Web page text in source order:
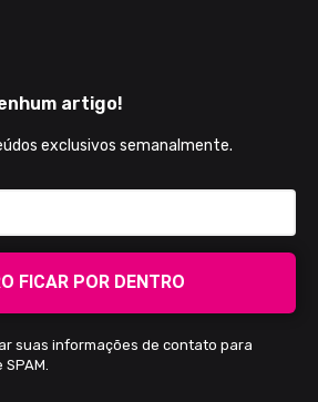
artigo!
exclusivos semanalmente.
FICAR POR DENTRO
suas informações de contato para